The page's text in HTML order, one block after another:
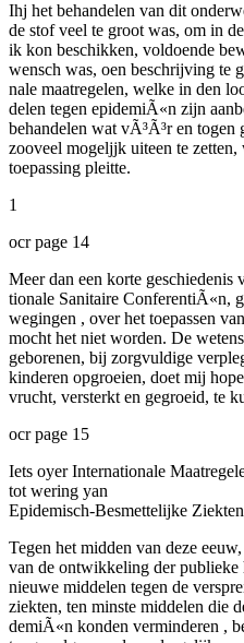
Ihj het behandelen van dit
de stof veel te groot was, om in
ik kon beschikken, voldoende
wensch was, oen beschrijving te
nale maatregelen, welke in den
delen tegen epidemiÃ«n zijn
behandelen wat vÃ³Ã³r en togen
zooveel mogeljjk uiteen te
toepassing pleitte.
1
ocr page 14
Meer dan een korte geschiedenis
tionale Sanitaire ConferentiÃ«n,
wegingen , over het toepassen
mocht het niet worden. De
geborenen, bij zorgvuldige
kinderen opgroeien, doet mij
vrucht, versterkt en gegroeid, te
ocr page 15
Iets oyer Internationale
tot wering yan
Epidemisch-Besmettelijke
Tegen het midden van deze
van de ontwikkeling der
nieuwe middelen tegen de
ziekten, ten minste middelen die
demiÃ«n konden verminderen ,